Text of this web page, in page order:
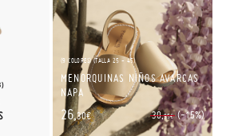
(9 COLORES) (TALLA 25 - 45)
MENORQUINAS NIÑOS AVARCAS
NAPA
30,95€ (-15%)
26,30€